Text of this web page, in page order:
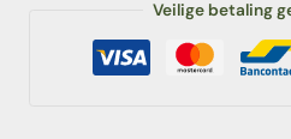
Veilige betaling